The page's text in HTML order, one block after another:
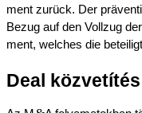
ment zurück. Der
Bezug auf den Vollzug
ment, welches die
Deal közve­tí­tés